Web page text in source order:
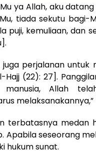
ya Allah, aku
tiada sekutu bagi-
puji, kemuliaan, dan
juga perjalanan
(22): 27].
Allah
melaksanakannya,”
terbatasnya medan
Apabila seseorang
hukum sunat.